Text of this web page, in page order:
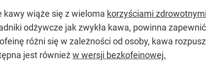
kawy wiąże się z wieloma korzyściami zdrowotnymi
odżywcze jak zwykła kawa, powinna
różni się w zależności od osoby, kawa
jest również w wersji bezkofeinowej.